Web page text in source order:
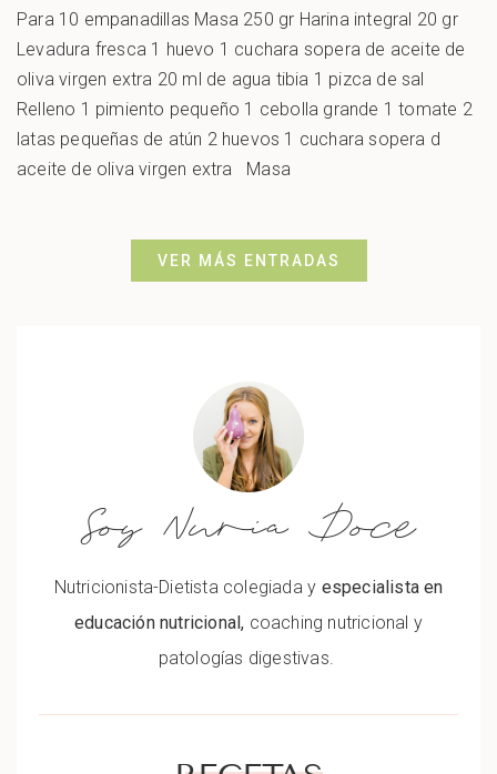
Para 10 empanadillas Masa 250 gr Harina integral 20 gr
Levadura fresca 1 huevo 1 cuchara sopera de aceite de
oliva virgen extra 20 ml de agua tibia 1 pizca de sal
Relleno 1 pimiento pequeño 1 cebolla grande 1 tomate 2
latas pequeñas de atún 2 huevos 1 cuchara sopera d
aceite de oliva virgen extra Masa
VER MÁS ENTRADAS
Soy Nuria Doce
Nutricionista-Dietista colegiada y especialista en
educación nutricional, coaching nutricional y
patologías digestivas.